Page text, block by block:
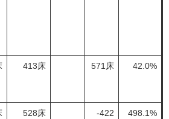
413床 571床 42.0%
528床 -422 498.1%